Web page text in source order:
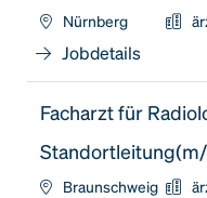
Nürnberg
Jobdetails
Facharzt für
Braunschweig